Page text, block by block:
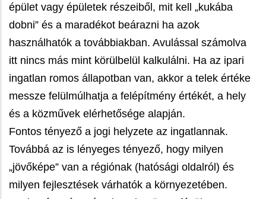
épület vagy épületek részeiből, mit kell „kukába
dobni” és a maradékot beárazni ha azok
használhatók a továbbiakban. Avulással számolva
itt nincs más mint körülbelül kalkulálni. Ha az ipari
ingatlan romos állapotban van, akkor a telek értéke
messze felülmúlhatja a felépítmény értékét, a hely
és a közművek elérhetősége alapján.
Fontos tényező a jogi helyzete az ingatlannak.
Továbbá az is lényeges tényező, hogy milyen
„jövőképe” van a régiónak (hatósági oldalról) és
milyen fejlesztések várhatók a környezetében.